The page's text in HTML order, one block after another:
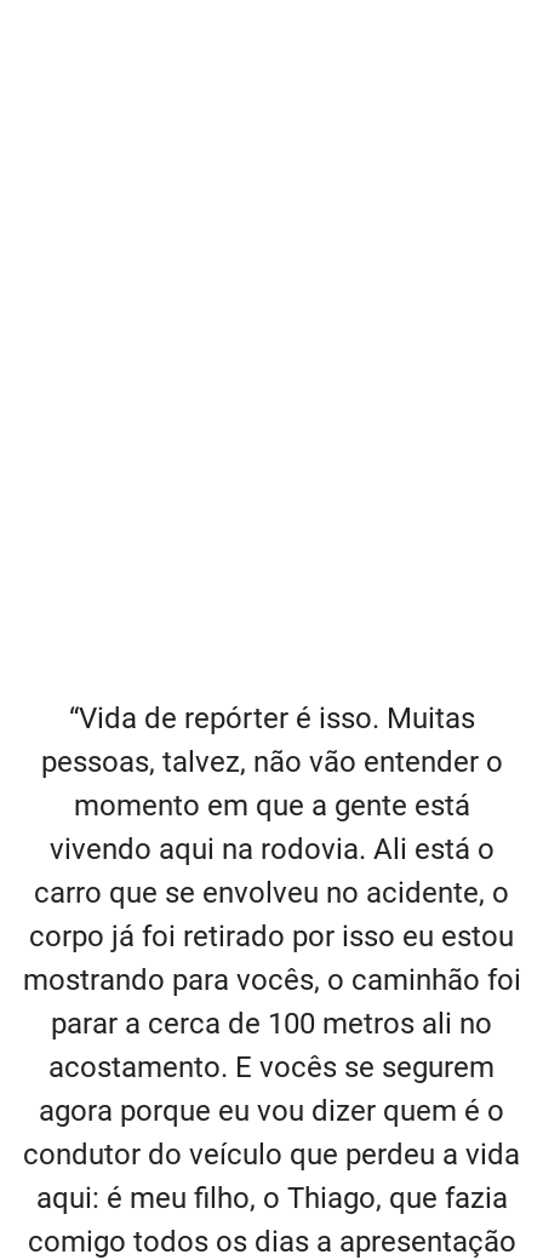
“Vida de repórter é isso. Muitas
pessoas, talvez, não vão entender o
momento em que a gente está
vivendo aqui na rodovia. Ali está o
carro que se envolveu no acidente, o
corpo já foi retirado por isso eu estou
mostrando para vocês, o caminhão foi
parar a cerca de 100 metros ali no
acostamento. E vocês se segurem
agora porque eu vou dizer quem é o
condutor do veículo que perdeu a vida
aqui: é meu filho, o Thiago, que fazia
comigo todos os dias a apresentação